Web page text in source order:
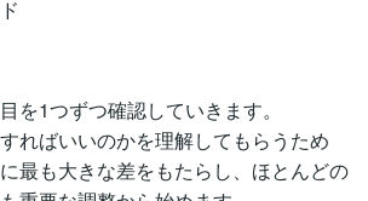
を1つずつ確認していきます。
ればいいのかを理解してもらうため
最も大きな差をもたらし、ほとんどの